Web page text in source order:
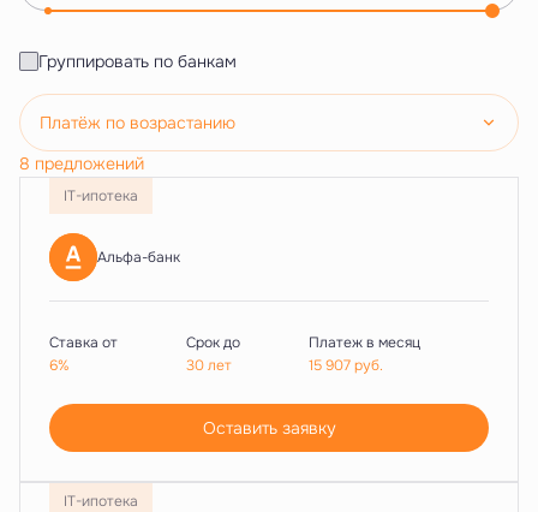
Группировать по банкам
Платёж по возрастанию
8 предложений
IT-ипотека
Альфа-банк
Ставка от
6%
Срок до
30 лет
Платеж в месяц
15 907руб.
Оставить заявку
IT-ипотека